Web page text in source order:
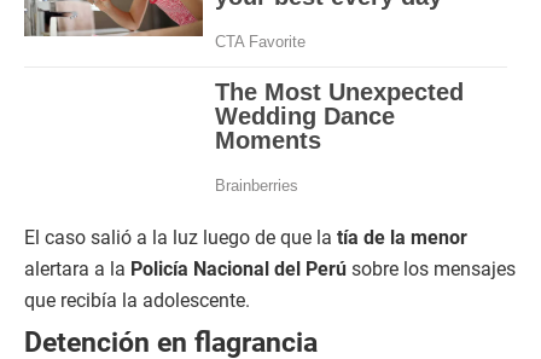
El caso salió a la luz luego de que la tía de la menor
alertara a la Policía Nacional del Perú sobre los mensajes
que recibía la adolescente.
Detención en flagrancia